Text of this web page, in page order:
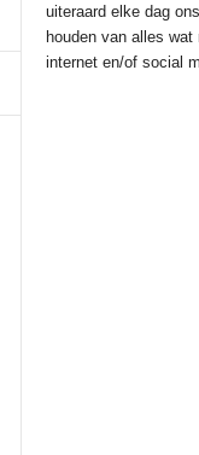
uiteraard elke dag
houden van alles
internet en/of social